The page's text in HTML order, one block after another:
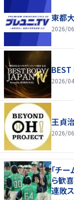
東都
2026/
BEST
2026/
王貞
2026/
「チ
ら歓
連敗